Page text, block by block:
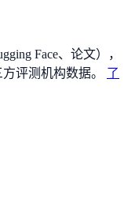
Face、论文），
评测机构数据。
了